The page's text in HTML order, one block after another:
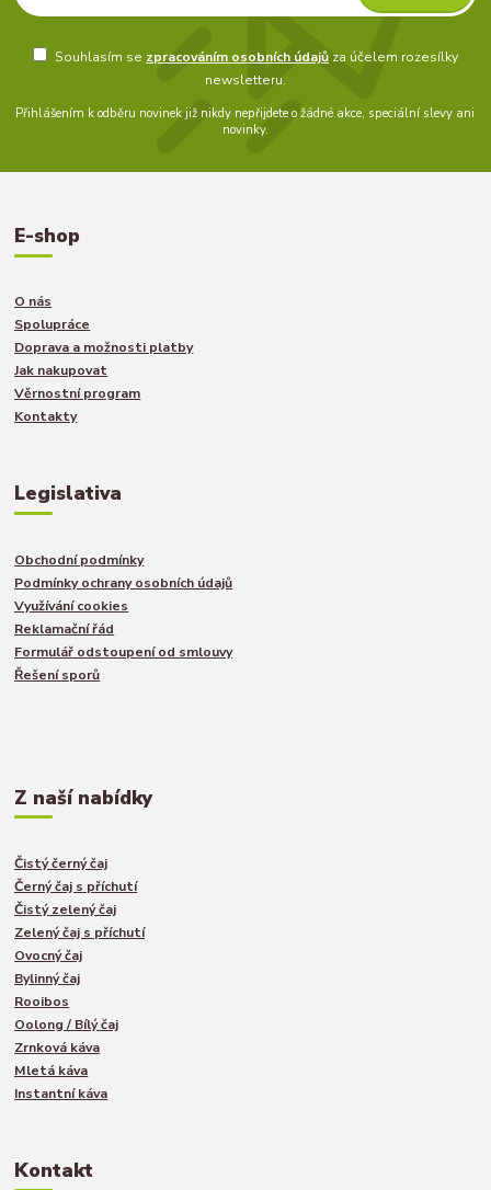
Souhlasím se zpracováním osobních údajůza účelem rozesílky
newsletteru.
Přihlášením k odběru novinek již nikdy nepřijdete o žádné akce, speciální slevy ani
novinky.
E-shop
O nás
Spolupráce
Doprava a možnosti platby
Jak nakupovat
Věrnostní program
Kontakty
Legislativa
Obchodní podmínky
Podmínky ochrany osobních údajů
Využívání cookies
Reklamační řád
Formulář odstoupení od smlouvy
Řešení sporů
Z naší nabídky
Čistý černý čaj
Černý čaj s příchutí
Čistý zelený čaj
Zelený čaj s příchutí
Ovocný čaj
Bylinný čaj
Rooibos
Oolong / Bílý čaj
Zrnková káva
Mletá káva
Instantní káva
Kontakt